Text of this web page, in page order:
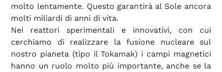
molto lentamente. Questo garantirà al Sole ancora
molti miliardi di anni di vita.
Nei reattori sperimentali e innovativi, con cui
cerchiamo di realizzare la fusione nucleare sul
nostro pianeta (tipo il Tokamak) i campi magnetici
hanno un ruolo molto più importante, anche se la